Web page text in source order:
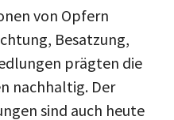
von Opfern
Besatzung,
prägten die
nachhaltig. Der
sind auch heute